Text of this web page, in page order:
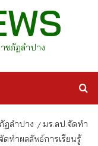
ชภัฏลำปาง
ฏลำปาง
มร.ลป.จัดทำ
ดทำผลลัพธ์การเรียนรู้